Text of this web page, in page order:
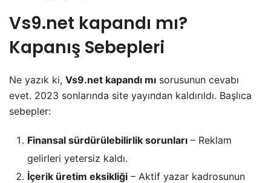
Vs9.net kapandı mı?
Kapanış Sebepleri
Ne yazık ki, Vs9.net kapandı mı sorusunun cevabı
evet. 2023 sonlarında site yayından kaldırıldı. Başlıca
sebepler:
Finansal sürdürülebilirlik sorunları – Reklam
gelirleri yetersiz kaldı.
İçerik üretim eksikliği – Aktif yazar kadrosunun